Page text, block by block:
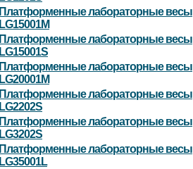
Платформенные лабораторные весы
LG15001M
Платформенные лабораторные весы
LG15001S
Платформенные лабораторные весы
LG20001M
Платформенные лабораторные весы
LG2202S
Платформенные лабораторные весы
LG3202S
Платформенные лабораторные весы
LG35001L